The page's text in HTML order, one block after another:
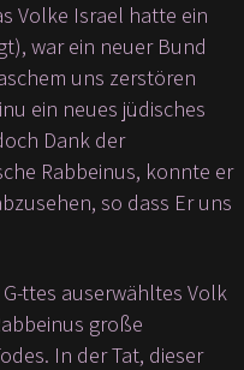
Volke Israel hatte ein
war ein neuer Bund
uns zerstören
ein neues jüdisches
Dank der
Rabbeinus, konnte er
so dass Er uns
ttes auserwähltes Volk
große
In der Tat, dieser